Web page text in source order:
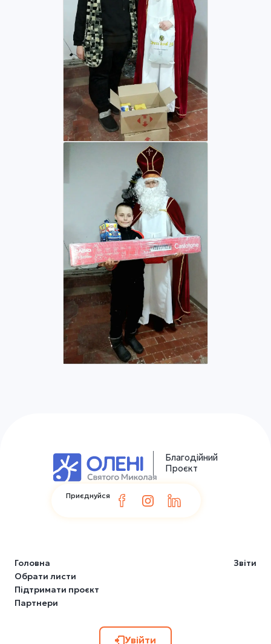
Благодійний
Проєкт
Приєднуйся
Головна
Обрати листи
Підтримати проєкт
Партнери
Звіти
Увійти